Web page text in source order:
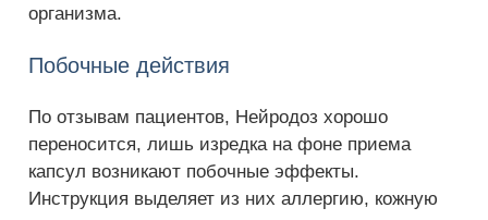
организма.
Побочные действия
По отзывам пациентов, Нейродоз хорошо
переносится, лишь изредка на фоне приема
капсул возникают побочные эффекты.
Инструкция выделяет из них аллергию, кожную